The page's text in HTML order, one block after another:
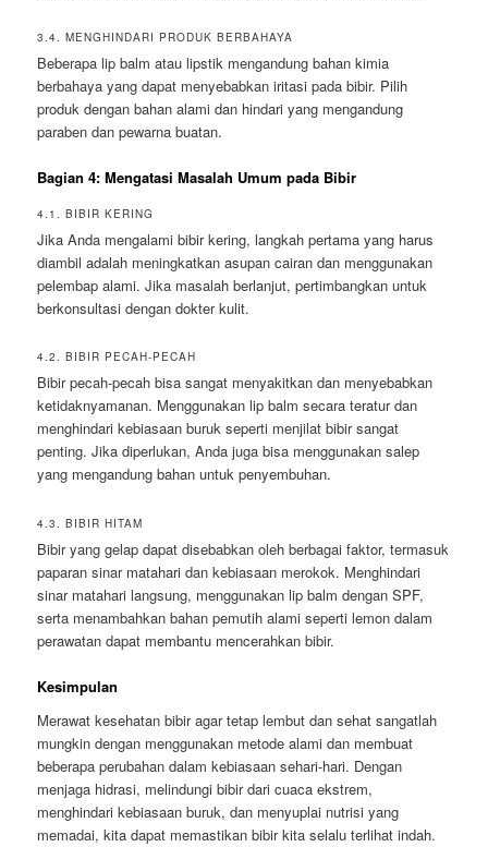
3.4. MENGHINDARI PRODUK BERBAHAYA
Beberapa lip balm atau lipstik mengandung bahan kimia
berbahaya yang dapat menyebabkan iritasi pada bibir. Pilih
produk dengan bahan alami dan hindari yang mengandung
paraben dan pewarna buatan.
Bagian 4: Mengatasi Masalah Umum pada Bibir
4.1. BIBIR KERING
Jika Anda mengalami bibir kering, langkah pertama yang harus
diambil adalah meningkatkan asupan cairan dan menggunakan
pelembap alami. Jika masalah berlanjut, pertimbangkan untuk
berkonsultasi dengan dokter kulit.
4.2. BIBIR PECAH-PECAH
Bibir pecah-pecah bisa sangat menyakitkan dan menyebabkan
ketidaknyamanan. Menggunakan lip balm secara teratur dan
menghindari kebiasaan buruk seperti menjilat bibir sangat
penting. Jika diperlukan, Anda juga bisa menggunakan salep
yang mengandung bahan untuk penyembuhan.
4.3. BIBIR HITAM
Bibir yang gelap dapat disebabkan oleh berbagai faktor, termasuk
paparan sinar matahari dan kebiasaan merokok. Menghindari
sinar matahari langsung, menggunakan lip balm dengan SPF,
serta menambahkan bahan pemutih alami seperti lemon dalam
perawatan dapat membantu mencerahkan bibir.
Kesimpulan
Merawat kesehatan bibir agar tetap lembut dan sehat sangatlah
mungkin dengan menggunakan metode alami dan membuat
beberapa perubahan dalam kebiasaan sehari-hari. Dengan
menjaga hidrasi, melindungi bibir dari cuaca ekstrem,
menghindari kebiasaan buruk, dan menyuplai nutrisi yang
memadai, kita dapat memastikan bibir kita selalu terlihat indah.